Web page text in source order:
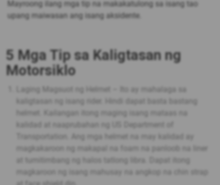
Mayroong ilang mga tip na makakatulong sa isang tao
upang maiwasan ang isang aksidente.
5 Mga Tip sa Kaligtasan ng
Motorsiklo
Laging Magsuot ng Helmet – Ito ay mahalaga sa
helmet. Kailangan itong maging isang mataas na
kalidad at naaprubahan ng US Department of
Transportation. Ang mga helmet na may kalidad ay
magkakaroon ng makapal na foam na panloob na liner